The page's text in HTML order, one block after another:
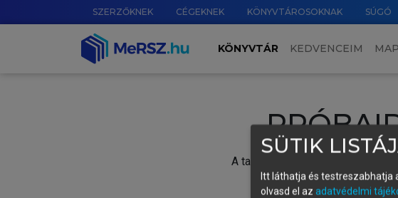
SZERZŐKNEK CÉGEKNEK KÖNYVTÁROSOKNAK SÚGÓ
KÖNYVTÁR KEDVENCEIM
A tartalom megtekintéséhez lépj
Új
SÜTIK
Itt láthatja és testreszabhatja
olvasd el az adatvédelmi